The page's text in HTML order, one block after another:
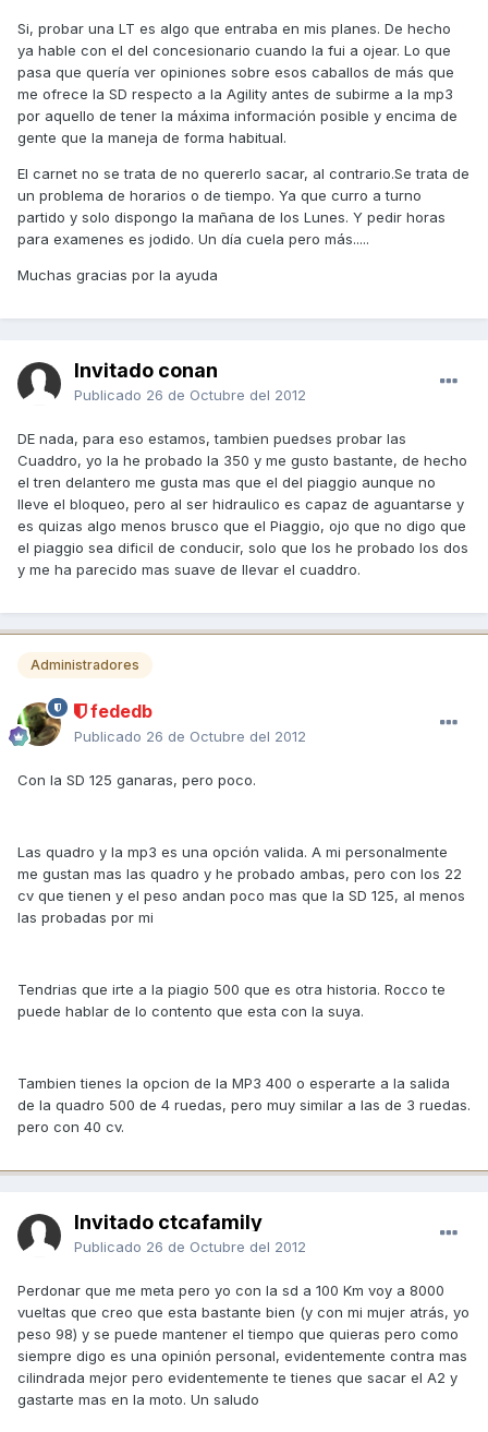
Si, probar una LT es algo que entraba en mis planes. De hecho
ya hable con el del concesionario cuando la fui a ojear. Lo que
pasa que quería ver opiniones sobre esos caballos de más que
me ofrece la SD respecto a la Agility antes de subirme a la mp3
por aquello de tener la máxima información posible y encima de
gente que la maneja de forma habitual.
El carnet no se trata de no quererlo sacar, al contrario.Se trata de
un problema de horarios o de tiempo. Ya que curro a turno
partido y solo dispongo la mañana de los Lunes. Y pedir horas
para examenes es jodido. Un día cuela pero más.....
Muchas gracias por la ayuda
Invitado conan
Publicado 26 de Octubre del 2012
DE nada, para eso estamos, tambien puedses probar las
Cuaddro, yo la he probado la 350 y me gusto bastante, de hecho
el tren delantero me gusta mas que el del piaggio aunque no
lleve el bloqueo, pero al ser hidraulico es capaz de aguantarse y
es quizas algo menos brusco que el Piaggio, ojo que no digo que
el piaggio sea dificil de conducir, solo que los he probado los dos
y me ha parecido mas suave de llevar el cuaddro.
Administradores
fededb
Publicado 26 de Octubre del 2012
Con la SD 125 ganaras, pero poco.
Las quadro y la mp3 es una opción valida. A mi personalmente
me gustan mas las quadro y he probado ambas, pero con los 22
cv que tienen y el peso andan poco mas que la SD 125, al menos
las probadas por mi
Tendrias que irte a la piagio 500 que es otra historia. Rocco te
puede hablar de lo contento que esta con la suya.
Tambien tienes la opcion de la MP3 400 o esperarte a la salida
de la quadro 500 de 4 ruedas, pero muy similar a las de 3 ruedas.
pero con 40 cv.
Invitado ctcafamily
Publicado 26 de Octubre del 2012
Perdonar que me meta pero yo con la sd a 100 Km voy a 8000
vueltas que creo que esta bastante bien (y con mi mujer atrás, yo
peso 98) y se puede mantener el tiempo que quieras pero como
siempre digo es una opinión personal, evidentemente contra mas
cilindrada mejor pero evidentemente te tienes que sacar el A2 y
gastarte mas en la moto. Un saludo